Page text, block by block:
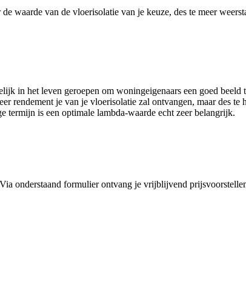
waarde van de vloerisolatie van je keuze, des te meer
in het leven geroepen om woningeigenaars een goed beeld
rendement je van je vloerisolatie zal ontvangen, maar des te
is een optimale lambda-waarde echt zeer belangrijk.
onderstaand formulier ontvang je vrijblijvend